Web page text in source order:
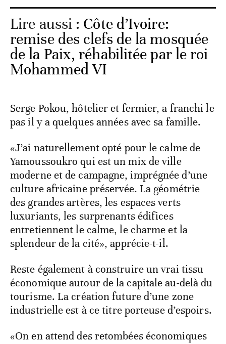
Lire aussi : Côte d’Ivoire:
remise des clefs de la mosquée
de la Paix, réhabilitée par le roi
Mohammed VI
Serge Pokou, hôtelier et fermier, a franchi le
pas il y a quelques années avec sa famille.
«J’ai naturellement opté pour le calme de
Yamoussoukro qui est un mix de ville
moderne et de campagne, imprégnée d’une
culture africaine préservée. La géométrie
des grandes artères, les espaces verts
luxuriants, les surprenants édifices
entretiennent le calme, le charme et la
splendeur de la cité», apprécie-t-il.
Reste également à construire un vrai tissu
économique autour de la capitale au-delà du
tourisme. La création future d’une zone
industrielle est à ce titre porteuse d’espoirs.
«On en attend des retombées économiques